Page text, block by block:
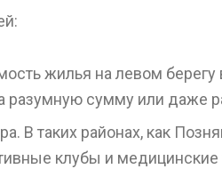
жилья на левом
разумную сумму или даже
В таких районах, как
клубы и